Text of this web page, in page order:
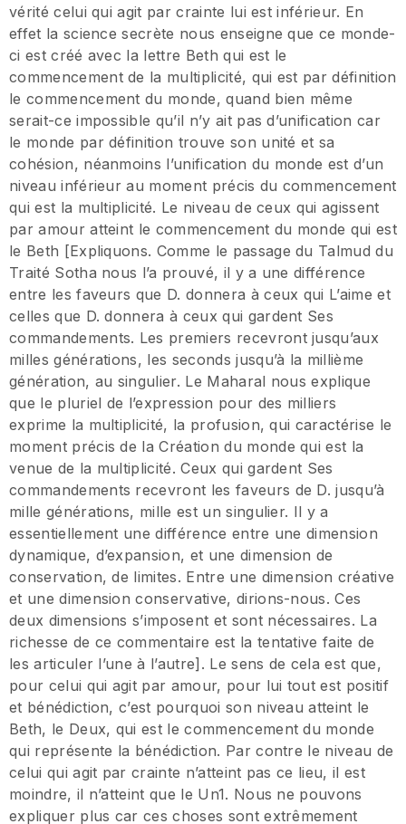
vérité celui qui agit par crainte lui est inférieur. En
effet la science secrète nous enseigne que ce monde-
ci est créé avec la lettre Beth qui est le
commencement de la multiplicité, qui est par définition
le commencement du monde, quand bien même
serait-ce impossible qu’il n’y ait pas d’unification car
le monde par définition trouve son unité et sa
cohésion, néanmoins l’unification du monde est d’un
niveau inférieur au moment précis du commencement
qui est la multiplicité. Le niveau de ceux qui agissent
par amour atteint le commencement du monde qui est
le Beth [Expliquons. Comme le passage du Talmud du
Traité Sotha nous l’a prouvé, il y a une différence
entre les faveurs que D. donnera à ceux qui L’aime et
celles que D. donnera à ceux qui gardent Ses
commandements. Les premiers recevront jusqu’aux
milles générations, les seconds jusqu’à la millième
génération, au singulier. Le Maharal nous explique
que le pluriel de l’expression pour des milliers
exprime la multiplicité, la profusion, qui caractérise le
moment précis de la Création du monde qui est la
venue de la multiplicité. Ceux qui gardent Ses
commandements recevront les faveurs de D. jusqu’à
mille générations, mille est un singulier. Il y a
essentiellement une différence entre une dimension
dynamique, d’expansion, et une dimension de
conservation, de limites. Entre une dimension créative
et une dimension conservative, dirions-nous. Ces
deux dimensions s’imposent et sont nécessaires. La
richesse de ce commentaire est la tentative faite de
les articuler l’une à l’autre]. Le sens de cela est que,
pour celui qui agit par amour, pour lui tout est positif
et bénédiction, c’est pourquoi son niveau atteint le
Beth, le Deux, qui est le commencement du monde
qui représente la bénédiction. Par contre le niveau de
celui qui agit par crainte n’atteint pas ce lieu, il est
moindre, il n’atteint que le Un1. Nous ne pouvons
expliquer plus car ces choses sont extrêmement